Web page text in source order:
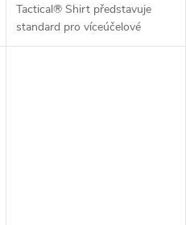
Tactical® Shirt představuje
standard pro víceúčelové
taktické oblečení na celém